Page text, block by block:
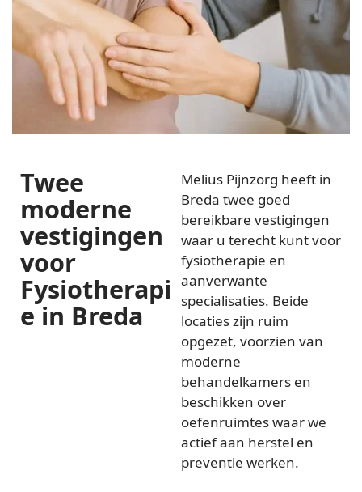
Twee
moderne
vestigingen
voor
Fysiotherapi
e in Breda
Melius Pijnzorg heeft in
Breda twee goed
bereikbare vestigingen
waar u terecht kunt voor
fysiotherapie en
aanverwante
specialisaties. Beide
locaties zijn ruim
opgezet, voorzien van
moderne
behandelkamers en
beschikken over
oefenruimtes waar we
actief aan herstel en
preventie werken.